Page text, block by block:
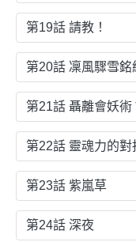
第19話 請教！
第20話 凜風驟雪銘
第21話 聶離會妖術
第22話 靈魂力的對
第23話 紫嵐草
第24話 深夜